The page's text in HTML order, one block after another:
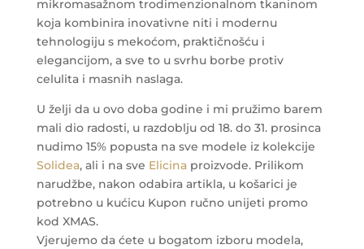
mikromasažnom trodimenzionalnom tkaninom
koja kombinira inovativne niti i modernu
tehnologiju s mekoćom, praktičnošću i
elegancijom, a sve to u svrhu borbe protiv
celulita i masnih naslaga.
U želji da u ovo doba godine i mi pružimo barem
mali dio radosti, u razdoblju od 18. do 31. prosinca
nudimo 15% popusta na sve modele iz kolekcije
Solidea, ali i na sve Elicinaproizvode. Prilikom
narudžbe, nakon odabira artikla, u košarici je
potrebno u kućicu Kupon ručno unijeti promo
kod XMAS.
Vjerujemo da ćete u bogatom izboru modela,